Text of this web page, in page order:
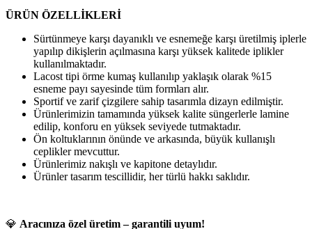
ÜRÜN ÖZELLİKLERİ
Sürtünmeye karşı dayanıklı ve esnemeğe karşı üretilmiş iplerle
yapılıp dikişlerin açılmasına karşı yüksek kalitede iplikler
kullanılmaktadır.
Lacost tipi örme kumaş kullanılıp yaklaşık olarak %15
esneme payı sayesinde tüm formları alır.
Sportif ve zarif çizgilere sahip tasarımla dizayn edilmiştir.
Ürünlerimizin tamamında yüksek kalite süngerlerle lamine
edilip, konforu en yüksek seviyede tutmaktadır.
Ön koltuklarının önünde ve arkasında, büyük kullanışlı
ceplikler mevcuttur.
Ürünlerimiz nakışlı ve kapitone detaylıdır.
Ürünler tasarım tescillidir, her türlü hakkı saklıdır.
💎 Aracınıza özel üretim – garantili uyum!